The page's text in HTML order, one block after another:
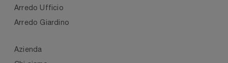
Arredo Ufficio
Arredo Giardino
Azienda